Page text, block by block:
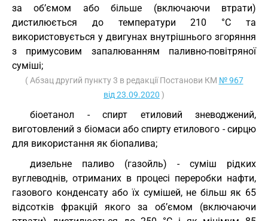
за об’ємом або більше (включаючи втрати)
дистилюється до температури 210 °С та
використовується у двигунах внутрішнього згоряння
з примусовим запалюванням паливно-повітряної
суміші;
( Абзац другий пункту 3 в редакції Постанови КМ № 967
від 23.09.2020 )
біоетанол - спирт етиловий зневоджений,
виготовлений з біомаси або спирту етилового - сирцю
для використання як біопалива;
дизельне паливо (газойль) - суміш рідких
вуглеводнів, отриманих в процесі переробки нафти,
газового конденсату або їх сумішей, не більш як 65
відсотків фракцій якого за об’ємом (включаючи